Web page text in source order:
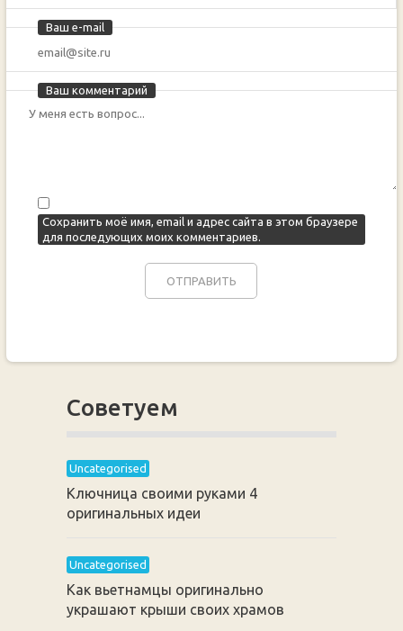
Ваш e-mail
Ваш комментарий
Сохранить моё имя, email и адрес сайта в этом браузере
для последующих моих комментариев.
Советуем
Uncategorised
Ключница своими руками 4
оригинальных идеи
Uncategorised
Как вьетнамцы оригинально
украшают крыши своих храмов